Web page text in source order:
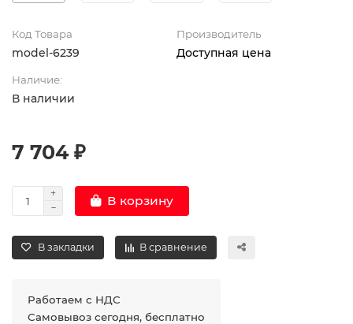
Код Товара
model-6239
Производитель
Доступная цена
Наличие:
В наличии
7 704 ₽
В корзину
В закладки В сравнение
Работаем с НДС
Самовывоз сегодня, бесплатно